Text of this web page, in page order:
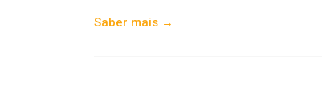
Saber mais →